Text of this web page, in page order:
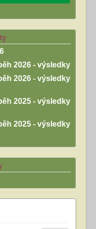
2026 - výsledky
2026 - výsledky
2025 - výsledky
2025 - výsledky